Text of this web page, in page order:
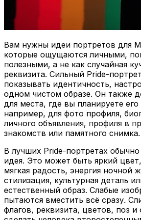
Вам нужны идеи портретов для
которые ощущаются личными,
полезными, а не как случайная
реквизита. Сильный Pride-
показывать идентичность,
одном чистом образе. Он также
для места, где вы планируете его
например, для фото профиля,
личного объявления, профиля в
знакомств или памятного снимка.
В лучших Pride-портретах обычно
идея. Это может быть яркий
мягкая радость, энергия ночной
стилизация, культурная деталь
естественный образ. Слабые
пытаются вместить всё сразу.
флагов, реквизита, цветов, поз
сделать человека